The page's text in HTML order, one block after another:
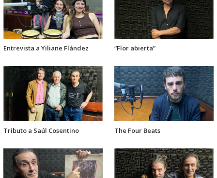
Entrevista a Yiliane Flández “Flor abierta”
Tributo a Saúl Cosentino The Four Beats